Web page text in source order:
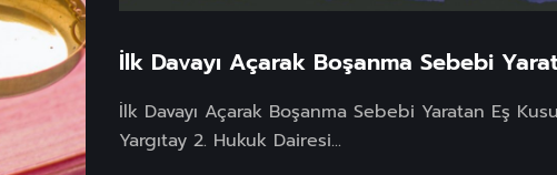
İlk Davayı Açarak Boşanma Sebebi
İlk Davayı Açarak Boşanma Sebebi Yaratan Eş
Yargıtay 2. Hukuk Dairesi...